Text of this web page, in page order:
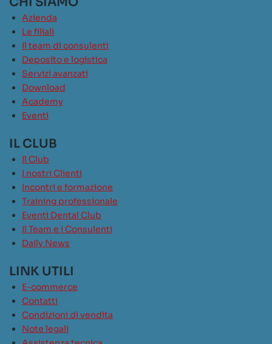
Azienda
Le filiali
Il team di consulenti
Deposito e logistica
Servizi avanzati
Download
Academy
Eventi
IL CLUB
Il Club
I nostri Clienti
Incontri e formazione
Training professionale
Eventi Dental Club
Il Team e i Consulenti
Daily News
LINK UTILI
E-commerce
Contatti
Condizioni di vendita
Note legali